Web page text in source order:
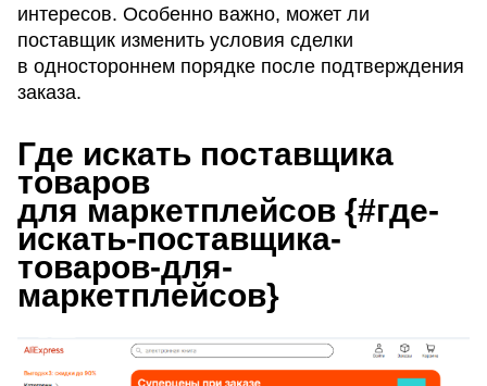
интересов. Особенно важно, может ли
поставщик изменить условия сделки
в одностороннем порядке после подтверждения
заказа.
Где искать поставщика
товаров
для маркетплейсов {#где-
искать-поставщика-
товаров-для-
маркетплейсов}